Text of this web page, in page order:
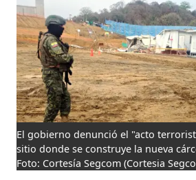
El gobierno denunció el "acto
sitio donde se construye la nueva
Foto: Cortesía Segcom (Cortesia